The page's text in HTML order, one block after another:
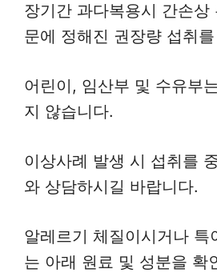
장기간 과다복용시 간손상
문에 정해진 권장량 섭취
어린이, 임산부 및 수유부
지 않습니다.
이상사례 발생 시 섭취를
와 상담하시길 바랍니다.
알레르기 체질이시거나 특
는 아래 원료 및 성분을 확